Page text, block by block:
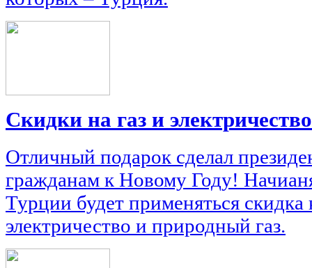
Скидки на газ и
Отличный подарок сделал
гражданам к Новому Году!
Турции будет применяться скидка
электричество и природный газ.